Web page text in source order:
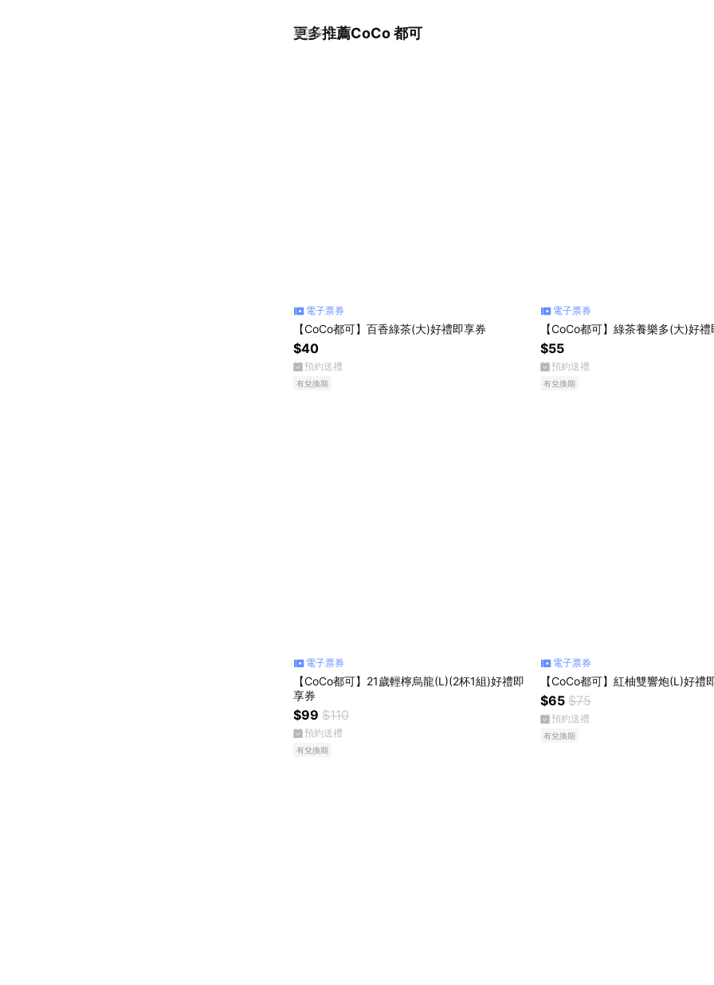
更多推薦CoCo 都可
看更多
電子票券
【CoCo都可】百香綠茶(大)好禮即享券
$40
預約送禮
有兌換期
電子票券
【CoCo都可】綠茶養樂多(大)好
$55
預約送禮
有兌換期
電子票券
【CoCo都可】21歲輕檸烏龍(L)(2杯1組)好禮即
享券
$99 $110
預約送禮
有兌換期
電子票券
【CoCo都可】紅柚雙響炮(L)好禮
$65 $75
預約送禮
有兌換期